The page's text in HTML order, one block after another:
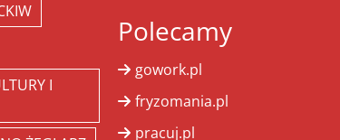
I
Polecamy
gowork.pl
fryzomania.pl
pracuj.pl